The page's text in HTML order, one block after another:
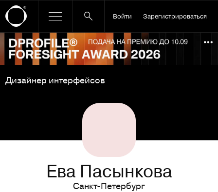
Войти Зарегистрироваться
Ссылка баннера
Дизайнер интерфейсов
Ева Пасынкова
Санкт-Петербург